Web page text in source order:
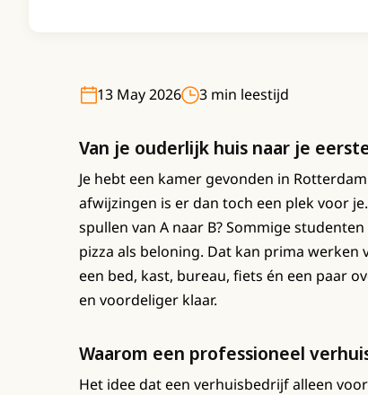
13 May 2026 3 min leestijd
Van je ouderlijk huis naar je
Je hebt een kamer gevonden in
afwijzingen is er dan toch een plek voor
spullen van A naar B? Sommige
pizza als beloning. Dat kan prima
een bed, kast, bureau, fiets én een paar
en voordeliger klaar.
Waarom een professioneel
Het idee dat een verhuisbedrijf alleen